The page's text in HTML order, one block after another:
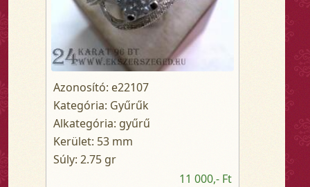
Azonosító: e22107
Kategória: Gyűrűk
Alkategória: gyűrű
Kerület: 53 mm
Súly: 2.75 gr
11 000,- Ft